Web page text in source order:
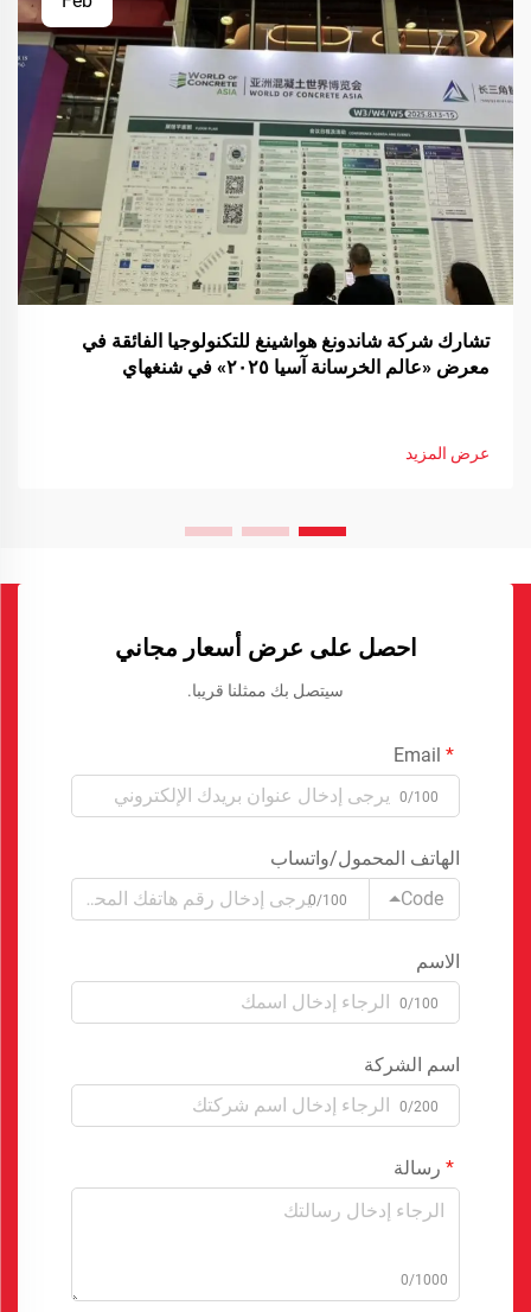
تشارك شركة شاندونغ هواشينغ للتكنولوجيا الفائقة في
معرض «عالم الخرسانة آسيا ٢٠٢٥» في شنغهاي
عرض المزيد
احصل على عرض أسعار مجاني
سيتصل بك ممثلنا قريبا.
0/100
الهاتف المحمول/واتساب
Code
0/100
الاسم
0/100
اسم الشركة
0/200
رسالة
0/1000